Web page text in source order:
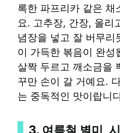
록한 파프리카 같은 채
요. 고추장, 간장, 올리
념장을 넣고 잘 버무리
이 가득한 볶음이 완성
살짝 두르고 깨소금을
꾸만 손이 갈 거예요.
는 중독적인 맛이랍니
3. 여름철 별미,